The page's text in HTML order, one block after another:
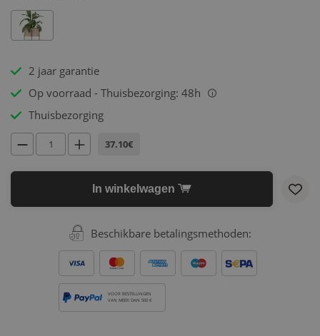
2 jaar garantie
Op voorraad - Thuisbezorging: 48h
i
Thuisbezorging
37.10€
In winkelwagen
Beschikbare betalingsmethoden:
VOOR BESTELLINGEN
VAN MEER DAN 500 €